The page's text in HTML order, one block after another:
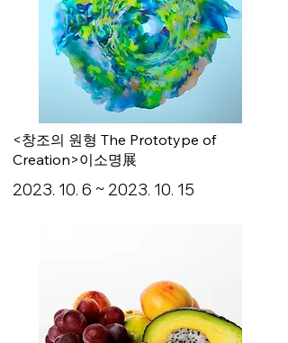
<창조의 원형 The Prototype of
Creation>이소명展
2023. 10. 6 ~ 2023. 10. 15